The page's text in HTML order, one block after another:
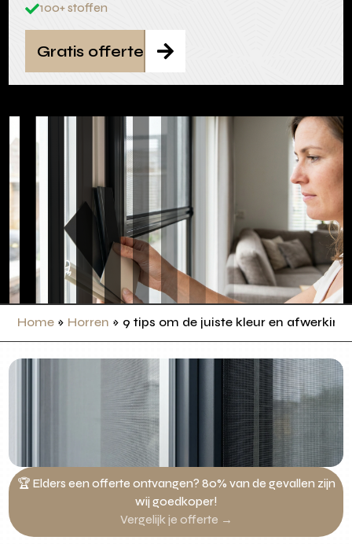
100+ stoffen

Gratis offerte
Home » Horren » 9 tips om de juiste kleur en
🏆 Elders een offerte ontvangen? 80% van de gevallen zijn
wij goedkoper!
Vergelijk je offerte →